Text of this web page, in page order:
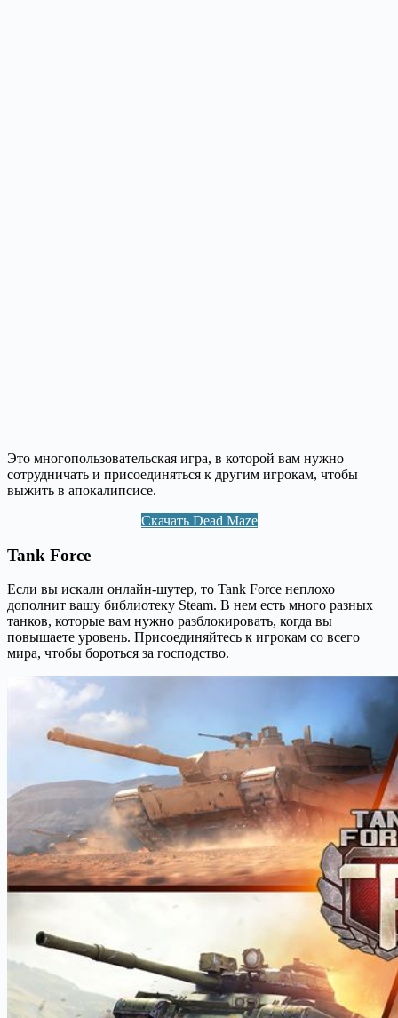
Это многопользовательская игра, в которой вам нужно
сотрудничать и присоединяться к другим игрокам, чтобы
выжить в апокалипсисе.
Скачать Dead Maze
Tank Force
Если вы искали онлайн-шутер, то Tank Force неплохо
дополнит вашу библиотеку Steam. В нем есть много разных
танков, которые вам нужно разблокировать, когда вы
повышаете уровень. Присоединяйтесь к игрокам со всего
мира, чтобы бороться за господство.